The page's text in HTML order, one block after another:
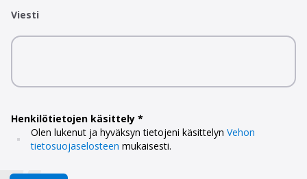
Viesti
Henkilötietojen käsittely
Olen lukenut ja hyväksyn tietojeni käsittelyn Vehon
tietosuojaselosteen mukaisesti.